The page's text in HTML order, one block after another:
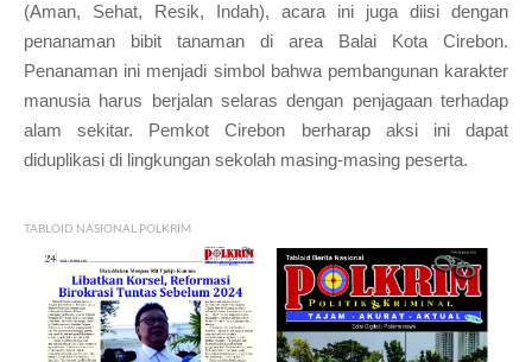
(Aman, Sehat, Resik, Indah), acara ini juga diisi dengan
penanaman bibit tanaman di area Balai Kota Cirebon.
Penanaman ini menjadi simbol bahwa pembangunan karakter
manusia harus berjalan selaras dengan penjagaan terhadap
alam sekitar. Pemkot Cirebon berharap aksi ini dapat
diduplikasi di lingkungan sekolah masing-masing peserta.
TABLOID NASIONAL POLKRIM